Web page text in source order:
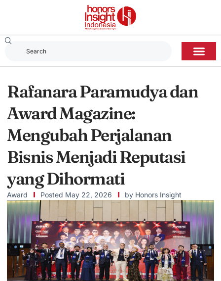
Rafanara Paramudya dan
Award Magazine:
Mengubah Perjalanan
Bisnis Menjadi Reputasi
yang Dihormati
Award Posted May 22, 2026 by Honors Insight